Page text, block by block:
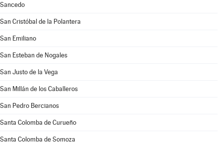
Sancedo
San Cristóbal de la Polantera
San Emiliano
San Esteban de Nogales
San Justo de la Vega
San Millán de los Caballeros
San Pedro Bercianos
Santa Colomba de Curueño
Santa Colomba de Somoza